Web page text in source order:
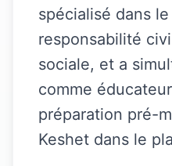
spécialisé dans
responsabilité
sociale, et a
comme
préparation pré-
Keshet dans le